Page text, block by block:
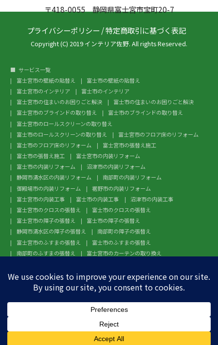
〒418-0055 静岡県富士宮市宝町20-7
プライバシーポリシー /特定商取引に基づく表記
Copyright (C) 2019 インテリア佐野. All rights Reserved.
サービス一覧
富士宮市の壁紙の貼替え
富士市の壁紙の貼替え
富士宮市のインテリア
富士市のインテリア
富士宮市の住まいのお困りごと解決
富士市の住まいのお困りごと解決
富士宮市のブラインドの取り替え
富士市のブラインドの取り替え
富士宮市のロールスクリーンの取り替え
富士市のロールスクリーンの取り替え
富士宮市のフロア床のリフォーム
富士市のフロア床のリフォーム
富士宮市の張替え施工
富士市の張替え施工
富士宮市の内装リフォーム
富士市の内装リフォーム
沼津市の内装リフォーム
静岡市清水区の内装リフォーム
南部町の内装リフォーム
御殿場市の内装リフォーム
裾野市の内装リフォーム
富士宮市の内装工事
富士市の内装工事
沼津市の内装工事
富士宮市のクロスの張替え
富士市のクロスの張替え
富士宮市の障子の張替え
富士市の障子の張替え
静岡市清水区の障子の張替え
南部町の障子の張替え
富士宮市のふすまの張替え
富士市のふすまの張替え
南部町のふすまの張替え
富士宮市のカーテンの取り換え
富士市のガラスフィルム施工
沼津市のガラスフィルム施工
静岡市清水区のガラスフィルム施工
南部町のガラスフィルム施工
富士宮市のフローリングの張替え
富士市のフローリングの張替え